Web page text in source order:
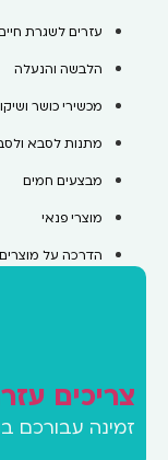
עזרים לשגרת
הלבשה והנעלה
מכשירי כושר
מתנות לסבא
מבצעים חמים
מוצרי פנאי
הדרכה על מוצרים
צריכים
זמינה עבורכם